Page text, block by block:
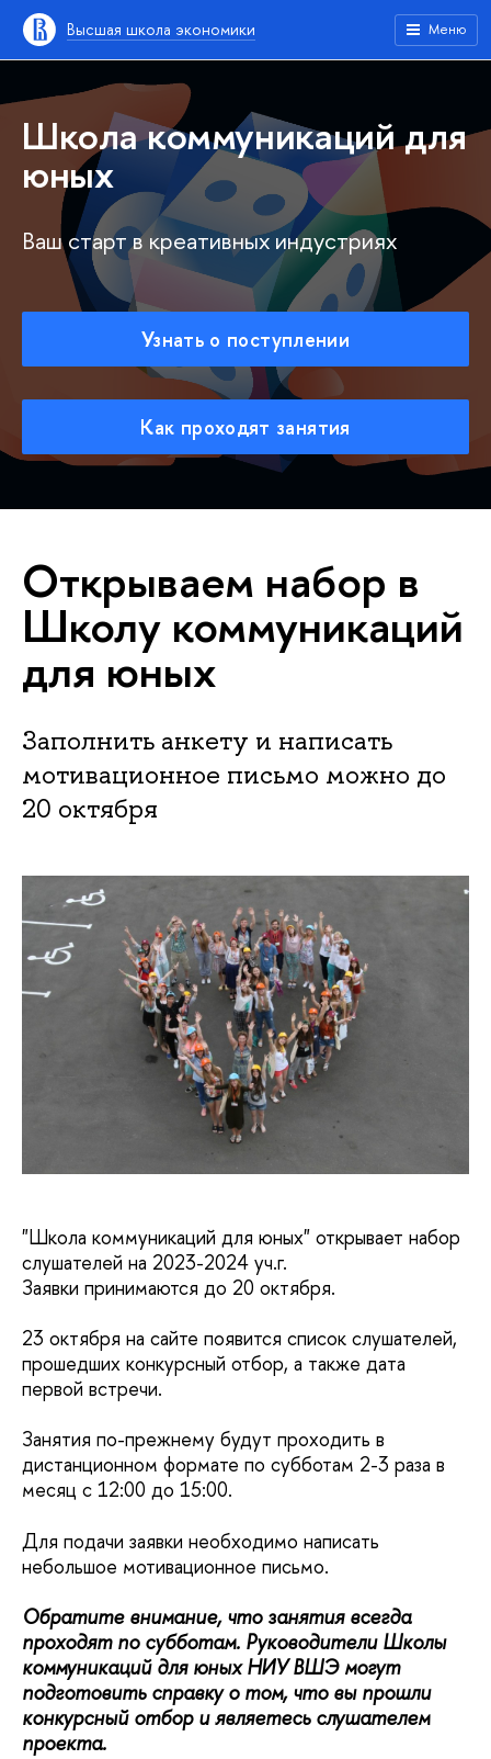
Высшая школа экономики Меню
Школа коммуникаций для
юных
Ваш старт в креативных индустриях
Узнать о поступлении
Как проходят занятия
Открываем набор в
Школу коммуникаций
для юных
Заполнить анкету и написать
мотивационное письмо можно до
20 октября
"Школа коммуникаций для юных" открывает набор
слушателей на 2023-2024 уч.г.
Заявки принимаются до 20 октября.
23 октября на сайте появится список слушателей,
прошедших конкурсный отбор, а также дата
первой встречи.
Занятия по-прежнему будут проходить в
дистанционном формате по субботам 2-3 раза в
месяц с 12:00 до 15:00.
Для подачи заявки необходимо написать
небольшое мотивационное письмо.
Обратите внимание, что занятия всегда
проходят по субботам. Руководители Школы
коммуникаций для юных НИУ ВШЭ могут
подготовить справку о том, что вы прошли
конкурсный отбор и являетесь слушателем
проекта.